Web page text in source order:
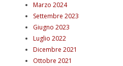
Marzo 2024
Settembre 2023
Giugno 2023
Luglio 2022
Dicembre 2021
Ottobre 2021